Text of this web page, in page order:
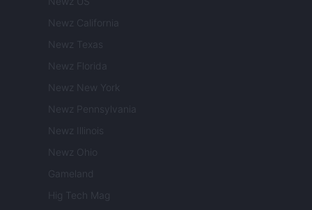
Newz California
Newz Texas
Newz Florida
Newz New York
Newz Pennsylvania
Newz Illinois
Newz Ohio
Gameland
Hig Tech Mag